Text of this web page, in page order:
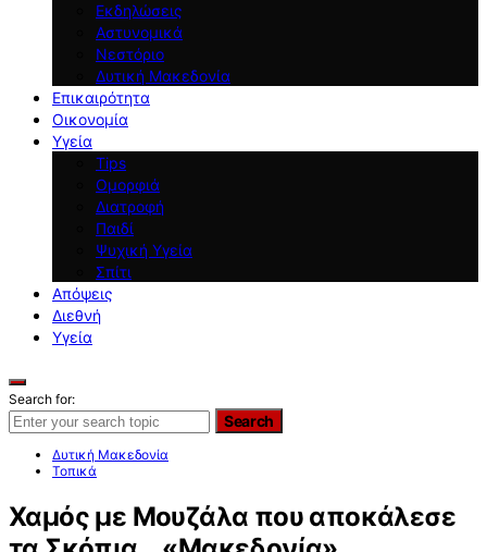
Εκδηλώσεις
Αστυνομικά
Νεστόριο
Δυτική Μακεδονία
Επικαιρότητα
Οικονομία
Υγεία
Tips
Ομορφιά
Διατροφή
Παιδί
Ψυχική Υγεία
Σπίτι
Απόψεις
Διεθνή
Υγεία
Search for:
Search
Δυτική Μακεδονία
Τοπικά
Χαμός με Μουζάλα που αποκάλεσε